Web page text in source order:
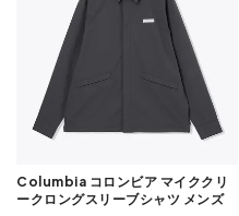
Columbia コロンビア マイククリ
ークロングスリーブシャツ メンズ